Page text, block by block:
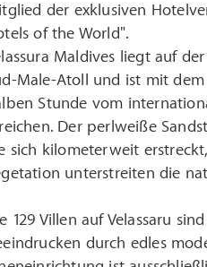
der exklusiven
of the World".
Maldives liegt auf
Male-Atoll und ist mit
Stunde vom
Der perlweiße
sich kilometerweit
unterstreiten die
129 Villen auf Velassaru
durch edles